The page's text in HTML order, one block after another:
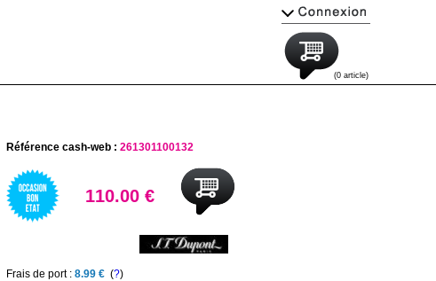
(0 article)
Référence cash-web : 261301100132
110.00 €
Frais de port : 8.99 € (?)